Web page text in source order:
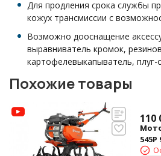
Для продления срока службы
кожух трансмиссии с
Возможно дооснащение
выравниватель кромок,
картофелевыкапыватель, плуг-
Похожие товары
110
545P